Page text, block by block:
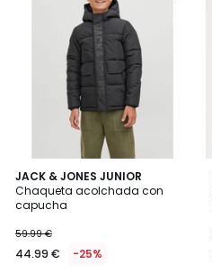
JACK & JONES JUNIOR
Chaqueta acolchada con
capucha
59.99 €
44.99 € -25%
5
/
5